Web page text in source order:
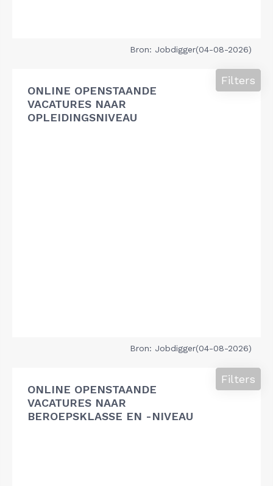
Bron: Jobdigger(04-08-2026)
ONLINE OPENSTAANDE
VACATURES NAAR
OPLEIDINGSNIVEAU
Filters
Bron: Jobdigger(04-08-2026)
ONLINE OPENSTAANDE
VACATURES NAAR
BEROEPSKLASSE EN -NIVEAU
Filters